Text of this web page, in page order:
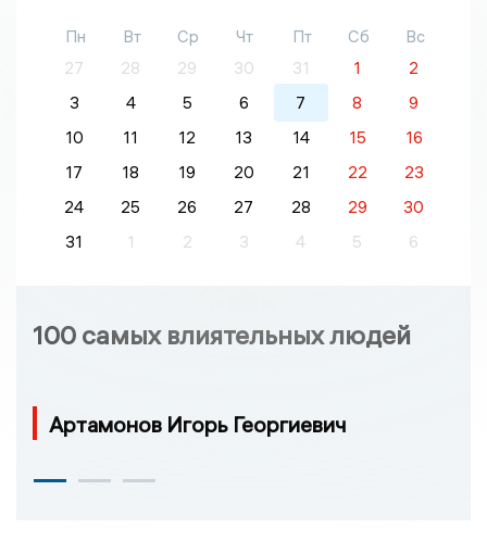
Пн Вт Ср Чт Пт Сб
Вс
27
28 29 30 31 1
2
3
4 5 6 7 8
9
10
11 12 13 14 15
16
17
18 19 20 21 22
23
24
25 26 27 28 29
30
31
1 2 3 4 5 6
100 самых влиятельных людей
Артамонов Игорь Георгиевич